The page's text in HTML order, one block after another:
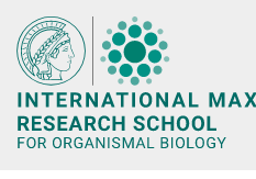
Hauptinhalt